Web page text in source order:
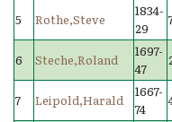
5 Rothe,Steve
1834-
29
6 Steche,Roland
1697-
47
7 Leipold,Harald
1667-
74